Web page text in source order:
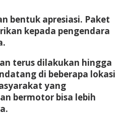
bentuk apresiasi. Paket
kepada pengendara
terus dilakukan hingga
di beberapa lokasi
yang
bermotor bisa lebih